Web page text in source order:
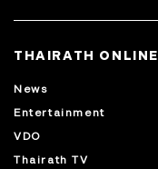
THAIRATH ONLINE
News
Entertainment
VDO
Thairath TV